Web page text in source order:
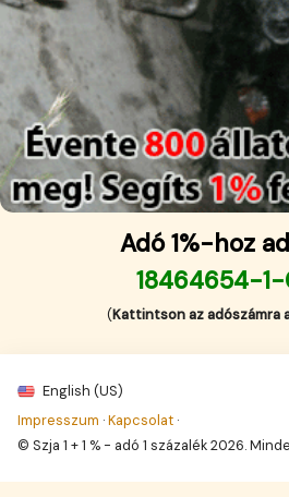
Adó 1%-hoz
18464654-
(Kattintson az adószámra
English (US)
Impresszum ·Kapcsolat ·
© Szja 1 + 1 % - adó 1 százalék 2026.